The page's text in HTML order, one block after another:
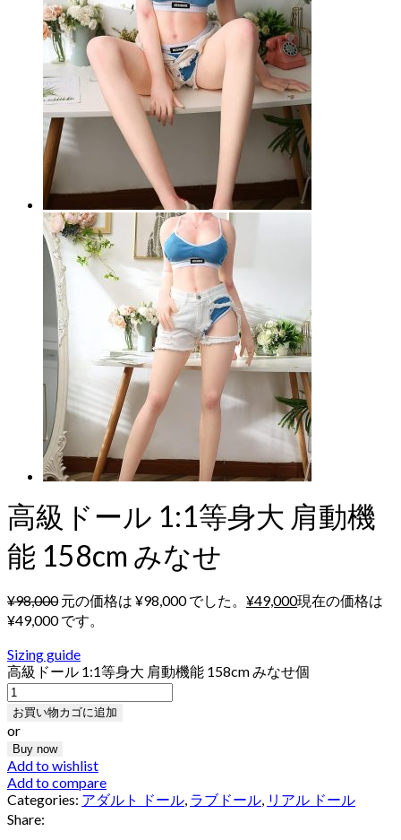
高級ドール 1:1等身大 肩動機
能 158cm みなせ
¥98,000 元の価格は ¥98,000 でした。 ¥49,000現在の価格は
¥49,000 です。
Sizing guide
高級ドール 1:1等身大 肩動機能 158cm みなせ個
お買い物カゴに追加
or
Buy now
Add to wishlist
Add to compare
Categories: アダルト ドール, ラブドール, リアル ドール
Share: